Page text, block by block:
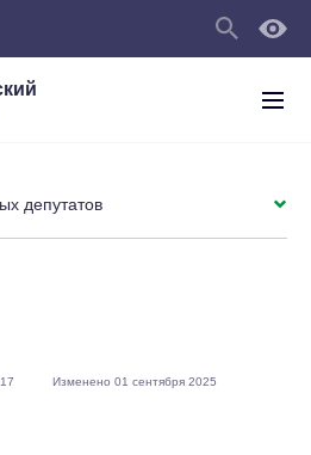
депутатов
Изменено 01 сентября 2025